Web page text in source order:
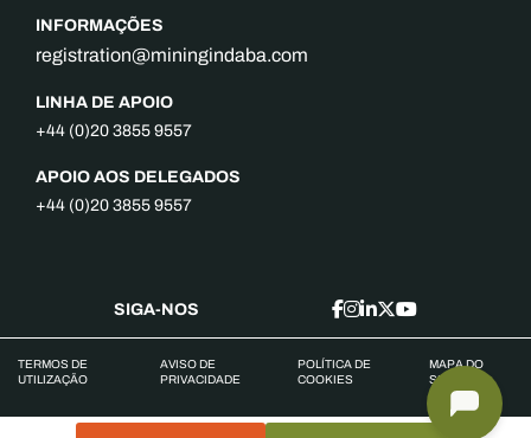
INFORMAÇÕES
registration@miningindaba.com
LINHA DE APOIO
+44 (0)20 3855 9557
APOIO AOS DELEGADOS
+44 (0)20 3855 9557
SIGA-NOS
TERMOS DE
UTILIZAÇÃO
AVISO DE
PRIVACIDADE
POLÍTICA DE
COOKIES
MAPA DO
SITE